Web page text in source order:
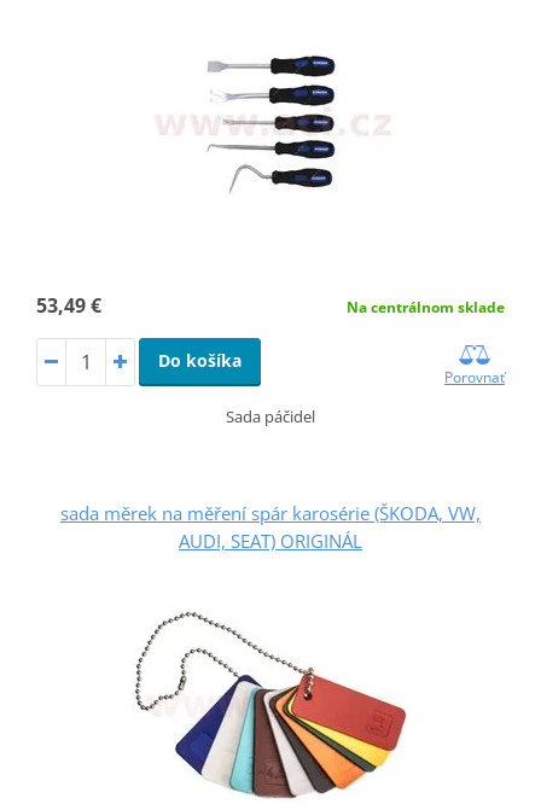
53,49 € Na centrálnom sklade
Do košíka
Porovnať
Sada páčidel
sada měrek na měření spár karosérie (ŠKODA, VW,
AUDI, SEAT) ORIGINÁL